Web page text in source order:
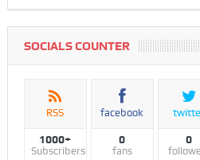
SOCIALS COUNTER
RSS
1000+
Subscribers
facebook
0
fans
0